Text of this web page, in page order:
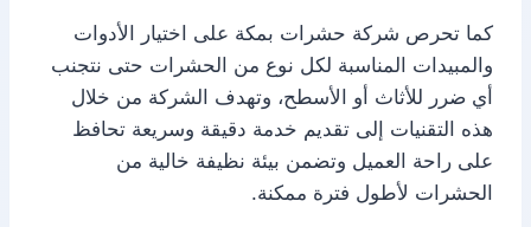
كما تحرص شركة حشرات بمكة على اختيار الأدوات
والمبيدات المناسبة لكل نوع من الحشرات حتى نتجنب
أي ضرر للأثاث أو الأسطح، وتهدف الشركة من خلال
هذه التقنيات إلى تقديم خدمة دقيقة وسريعة تحافظ
على راحة العميل وتضمن بيئة نظيفة خالية من
الحشرات لأطول فترة ممكنة.